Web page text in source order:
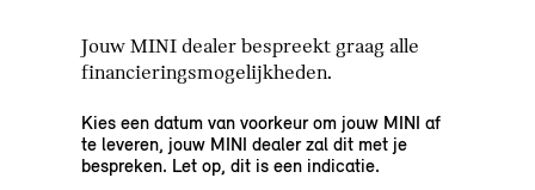
Jouw MINI dealer bespreekt graag alle
financieringsmogelijkheden.
Kies een datum van voorkeur om jouw MINI af
te leveren, jouw MINI dealer zal dit met je
bespreken. Let op, dit is een indicatie.